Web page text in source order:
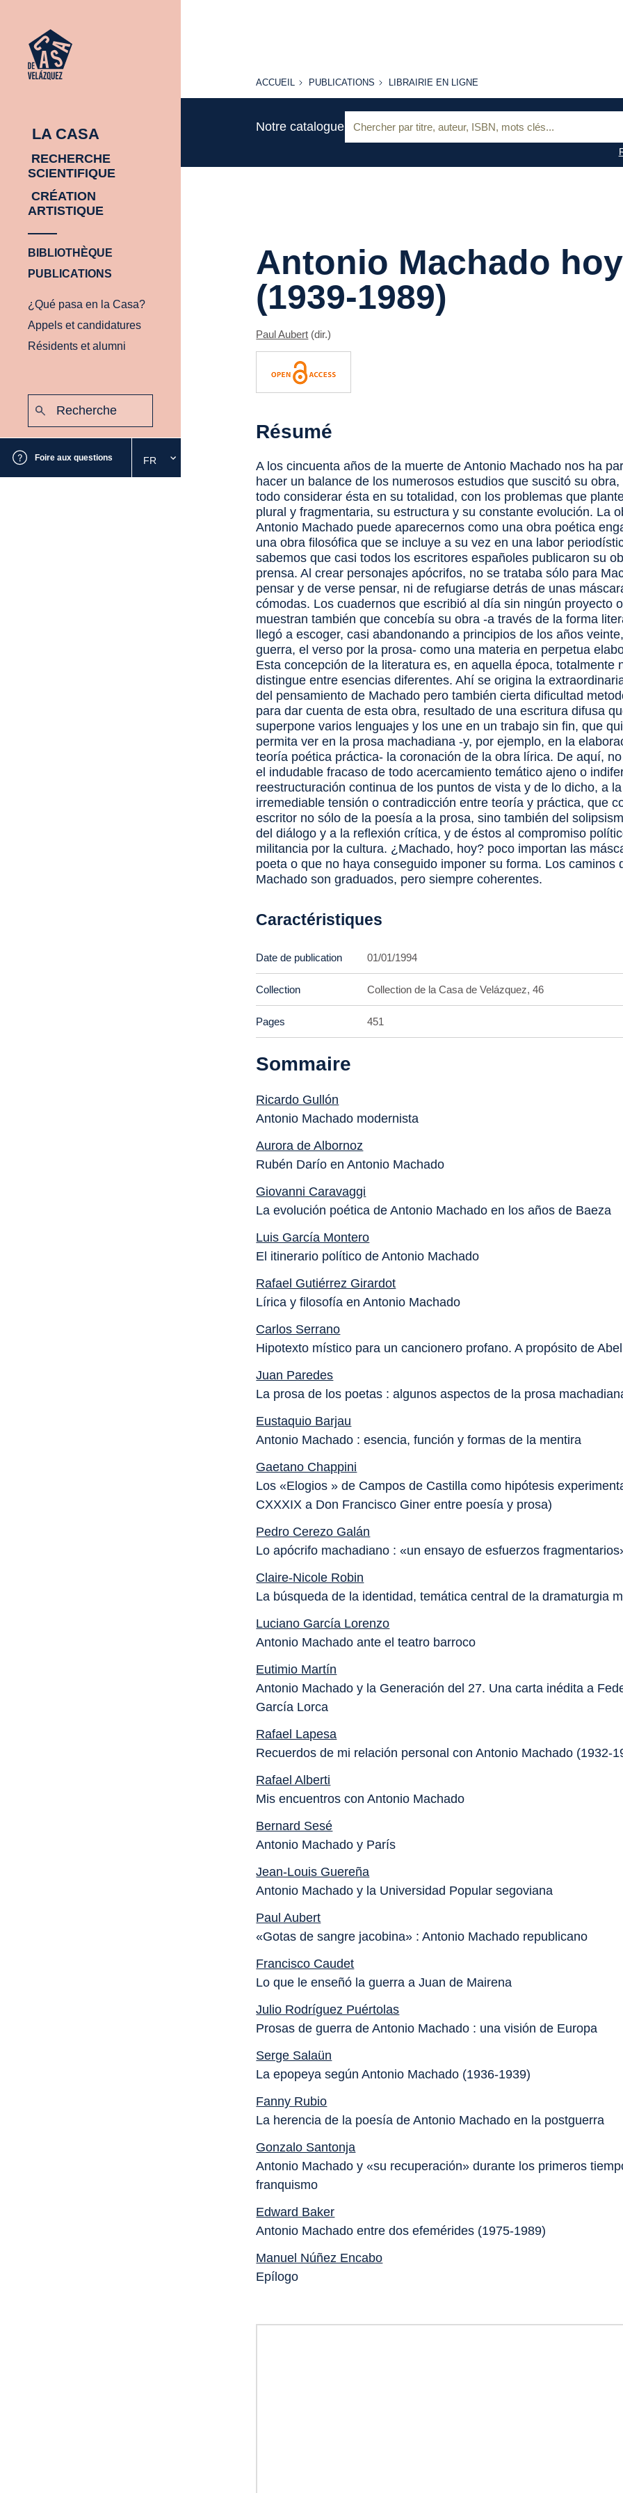
LA CASA
RECHERCHE
SCIENTIFIQUE
CRÉATION
ARTISTIQUE
BIBLIOTHÈQUE
PUBLICATIONS
¿Qué pasa en la Casa?
Appels et candidatures
Résidents et alumni
Foire aux questions
Sélectionnez
la
FR
ACCUEIL
ACCUEIL PUBLICATIONS
PUBLICATIONS
LIBRAIRIE
LIBRAIRIE EN LIGNE
Notre catalogue:
Antonio Machado hoy
(1939-1989)
Paul Aubert (dir.)
Résumé
A los cincuenta años de la muerte de Antonio Machado nos ha
hacer un balance de los numerosos estudios que suscitó su
todo considerar ésta en su totalidad, con los problemas que
plural y fragmentaria, su estructura y su constante evolución. La
Antonio Machado puede aparecernos como una obra poética
una obra filosófica que se incluye a su vez en una labor
sabemos que casi todos los escritores españoles publicaron su
prensa. Al crear personajes apócrifos, no se trataba sólo para
pensar y de verse pensar, ni de refugiarse detrás de unas
cómodas. Los cuadernos que escribió al día sin ningún proyecto
muestran también que concebía su obra -a través de la forma
llegó a escoger, casi abandonando a principios de los años
guerra, el verso por la prosa- como una materia en perpetua
Esta concepción de la literatura es, en aquella época, totalmente
distingue entre esencias diferentes. Ahí se origina la
del pensamiento de Machado pero también cierta dificultad
para dar cuenta de esta obra, resultado de una escritura difusa
superpone varios lenguajes y los une en un trabajo sin fin, que
permita ver en la prosa machadiana -y, por ejemplo, en la
teoría poética práctica- la coronación de la obra lírica. De aquí,
el indudable fracaso de todo acercamiento temático ajeno o
reestructuración continua de los puntos de vista y de lo dicho, a la
irremediable tensión o contradicción entre teoría y práctica, que
escritor no sólo de la poesía a la prosa, sino también del
del diálogo y a la reflexión crítica, y de éstos al compromiso
militancia por la cultura. ¿Machado, hoy? poco importan las
poeta o que no haya conseguido imponer su forma. Los caminos
Machado son graduados, pero siempre coherentes.
Caractéristiques
Date de publication 01/01/1994
Collection Collection de la Casa de Velázquez, 46
Pages 451
Sommaire
Ricardo Gullón
Antonio Machado modernista
Aurora de Albornoz
Rubén Darío en Antonio Machado
Giovanni Caravaggi
La evolución poética de Antonio Machado en los años de Baeza
Luis García Montero
El itinerario político de Antonio Machado
Rafael Gutiérrez Girardot
Lírica y filosofía en Antonio Machado
Carlos Serrano
Hipotexto místico para un cancionero profano. A propósito de
Juan Paredes
La prosa de los poetas : algunos aspectos de la prosa
Eustaquio Barjau
Antonio Machado : esencia, función y formas de la mentira
Gaetano Chappini
Los «Elogios » de Campos de Castilla como hipótesis
CXXXIX a Don Francisco Giner entre poesía y prosa)
Pedro Cerezo Galán
Lo apócrifo machadiano : «un ensayo de esfuerzos
Claire-Nicole Robin
La búsqueda de la identidad, temática central de la dramaturgia
Luciano García Lorenzo
Antonio Machado ante el teatro barroco
Eutimio Martín
Antonio Machado y la Generación del 27. Una carta inédita a
García Lorca
Rafael Lapesa
Recuerdos de mi relación personal con Antonio Machado (1932-
Rafael Alberti
Mis encuentros con Antonio Machado
Bernard Sesé
Antonio Machado y París
Jean-Louis Guereña
Antonio Machado y la Universidad Popular segoviana
Paul Aubert
«Gotas de sangre jacobina» : Antonio Machado republicano
Francisco Caudet
Lo que le enseñó la guerra a Juan de Mairena
Julio Rodríguez Puértolas
Prosas de guerra de Antonio Machado : una visión de Europa
Serge Salaün
La epopeya según Antonio Machado (1936-1939)
Fanny Rubio
La herencia de la poesía de Antonio Machado en la postguerra
Gonzalo Santonja
Antonio Machado y «su recuperación» durante los primeros
franquismo
Edward Baker
Antonio Machado entre dos efemérides (1975-1989)
Manuel Núñez Encabo
Epílogo